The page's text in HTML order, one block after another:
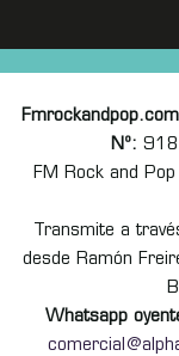
Fmrockandpop.com
Nº:
FM Rock and
Transmite a
desde Ramón
Whatsapp